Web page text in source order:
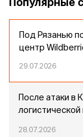
Популярные
Под Рязанью
центр
29.07.2026
После атаки в
28.07.2026